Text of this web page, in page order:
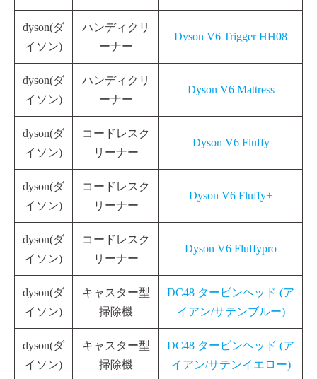
dyson(ダ
イソン)
ハンディクリ
ーナー
Dyson V6 Trigger HH08
dyson(ダ
イソン)
ハンディクリ
ーナー
Dyson V6 Mattress
dyson(ダ
イソン)
コードレスク
リーナー
Dyson V6 Fluffy
dyson(ダ
イソン)
コードレスク
リーナー
Dyson V6 Fluffy+
dyson(ダ
イソン)
コードレスク
リーナー
Dyson V6 Fluffypro
dyson(ダ
イソン)
キャスター型
掃除機
DC48 タービンヘッド (ア
イアン/サテンブルー)
dyson(ダ
イソン)
キャスター型
掃除機
DC48 タービンヘッド (ア
イアン/サテンイエロー)